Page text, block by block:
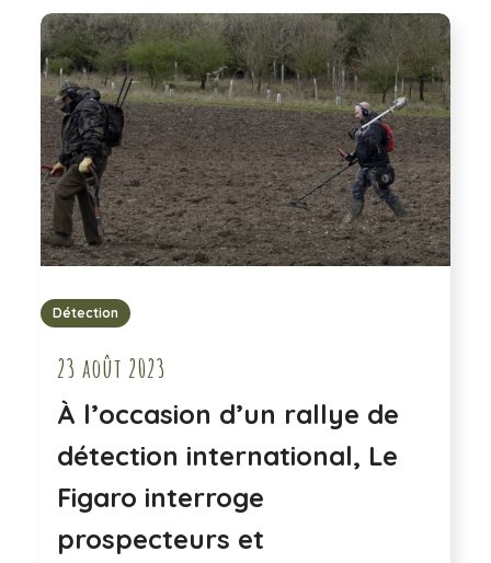
Détection
23 août 2023
À l’occasion d’un rallye de
détection international, Le
Figaro interroge
prospecteurs et